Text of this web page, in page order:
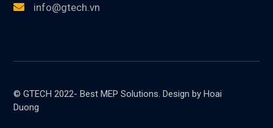
info@gtech.vn
© GTECH 2022- Best MEP Solutions. Design by Hoai
Duong